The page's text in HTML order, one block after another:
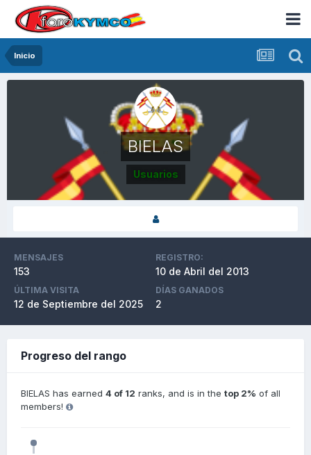
Inicio
BIELAS
Usuarios
MENSAJES
153
REGISTRO:
10 de Abril del 2013
ÚLTIMA VISITA
12 de Septiembre del 2025
DÍAS GANADOS
2
Progreso del rango
BIELAS has earned 4 of 12 ranks, and is in the top 2% of all
members!